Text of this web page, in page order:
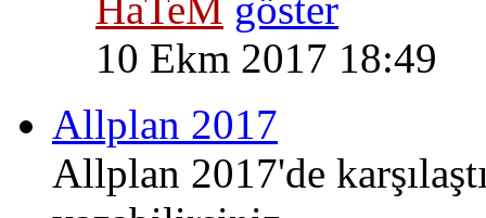
HaTeM
10 Ekm 2017 18:49
Allplan 2017
Allplan 2017'de